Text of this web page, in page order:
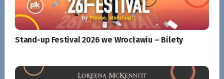
Stand-up Festival 2026 we Wrocławiu – Bilety